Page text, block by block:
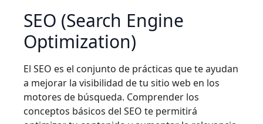
SEO (Search Engine
Optimization)
El SEO es el conjunto de prácticas que te ayudan
a mejorar la visibilidad de tu sitio web en los
motores de búsqueda. Comprender los
conceptos básicos del SEO te permitirá